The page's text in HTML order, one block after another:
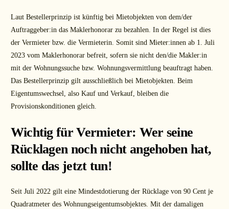
Laut Bestellerprinzip ist künftig bei Mietobjekten von dem/der
Auftraggeber:in das Maklerhonorar zu bezahlen. In der Regel ist dies
der Vermieter bzw. die Vermieterin. Somit sind Mieter:innen ab 1. Juli
2023 vom Maklerhonorar befreit, sofern sie nicht den/die Makler:in
mit der Wohnungssuche bzw. Wohnungsvermittlung beauftragt haben.
Das Bestellerprinzip gilt ausschließlich bei Mietobjekten. Beim
Eigentumswechsel, also Kauf und Verkauf, bleiben die
Provisionskonditionen gleich.
Wichtig für Vermieter: Wer seine
Rücklagen noch nicht angehoben hat,
sollte das jetzt tun!
Seit Juli 2022 gilt eine Mindestdotierung der Rücklage von 90 Cent je
Quadratmeter des Wohnungseigentumsobjektes. Mit der damaligen